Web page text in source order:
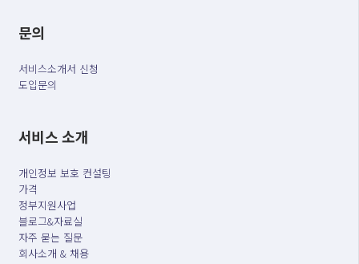
문의
서비스소개서 신청
도입문의
서비스 소개
개인정보 보호 컨설팅
가격
정부지원사업
블로그&자료실
자주 묻는 질문
회사소개 & 채용